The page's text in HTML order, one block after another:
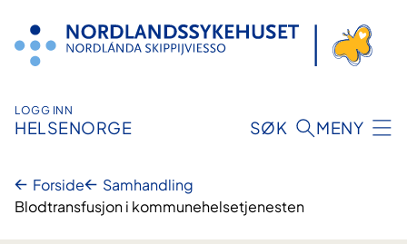
innhold
LOGG INN
HELSENORGE SØK MENY
Forside
Samhandling
Blodtransfusjon i kommunehelsetjenesten